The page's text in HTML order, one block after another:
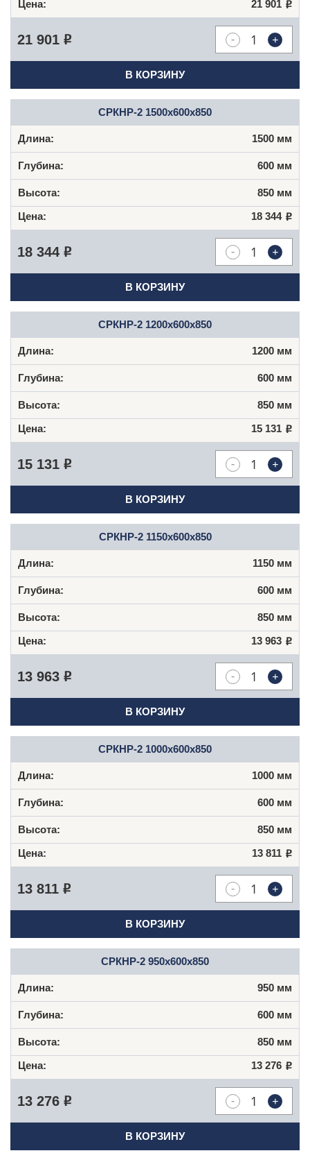
21 901 Р
- +
21 901 Р
В КОРЗИНУ
СРКНР-2 1500х600х850
1500 мм
600 мм
850 мм
18 344 Р
- +
18 344 Р
В КОРЗИНУ
СРКНР-2 1200х600х850
1200 мм
600 мм
850 мм
15 131 Р
- +
15 131 Р
В КОРЗИНУ
СРКНР-2 1150х600х850
1150 мм
600 мм
850 мм
13 963 Р
- +
13 963 Р
В КОРЗИНУ
СРКНР-2 1000х600х850
1000 мм
600 мм
850 мм
13 811 Р
- +
13 811 Р
В КОРЗИНУ
СРКНР-2 950х600х850
950 мм
600 мм
850 мм
13 276 Р
- +
13 276 Р
В КОРЗИНУ